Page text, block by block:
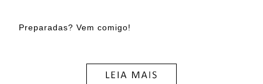
Preparadas? Vem comigo!